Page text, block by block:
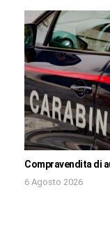
Compravendita di
6 Agosto 2026